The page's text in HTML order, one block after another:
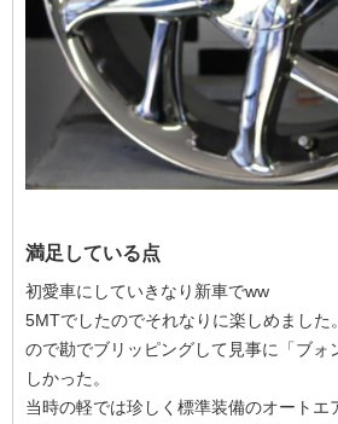
満足している点
初愛車にしていきなり新車でww
5MTでしたのでそれなりに楽しめました
ので勘でブリッピングして見事に「ブォ
しかった。
当時の軽では珍しく標準装備のオートエ